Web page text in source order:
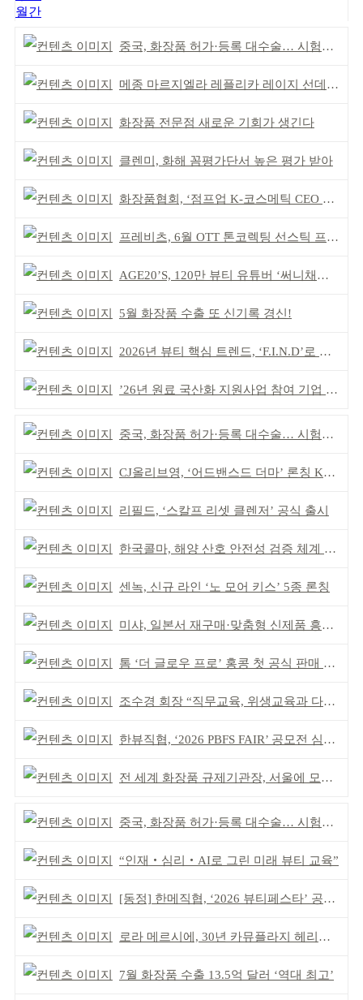
월간
중국, 화장품 허가·등록 대수술… 시험자료 공용 허용
메종 마르지엘라 레플리카 레이지 선데이 모닝 디퓨저
화장품 전문점 새로운 기회가 생긴다
클렌미, 화해 꼼평가단서 높은 평가 받아
화장품협회, ‘점프업 K-코스메틱 CEO 간담회’ 개최
프레비츠, 6월 OTT 톤코렉팅 선스틱 프로모션
AGE20’S, 120만 뷰티 유튜버 ‘써니채널’ 공동개발
5월 화장품 수출 또 신기록 경신!
2026년 뷰티 핵심 트렌드, ‘F.I.N.D’로 읽는다
’26년 원료 국산화 지원사업 참여 기업 추가 모집
중국, 화장품 허가·등록 대수술… 시험자료 공용 허용
CJ올리브영, ‘어드밴스드 더마’ 론칭 K더마 육성 박차
리필드, ‘스칼프 리셋 클렌저’ 공식 출시
한국콜마, 해양 산호 안전성 검증 체계 구축
센녹, 신규 라인 ‘노 모어 키스’ 5종 론칭
미샤, 일본서 재구매·맞춤형 신제품 흥행 ‘쌍끌이’
톰 ‘더 글로우 프로’ 홍콩 첫 공식 판매 완판
조수경 회장 “직무교육, 위생교육과 다르다”
한뷰직협, ‘2026 PBFS FAIR’ 공모전 심사 성료
전 세계 화장품 규제기관장, 서울에 모인다
중국, 화장품 허가·등록 대수술… 시험자료 공용 허용
“인재‧심리‧AI로 그린 미래 뷰티 교육”
[동정] 한메직협, ‘2026 뷰티페스타’ 공동 주최
로라 메르시에, 30년 카뮤플라지 헤리티지 담아
7월 화장품 수출 13.5억 달러 ‘역대 최고’